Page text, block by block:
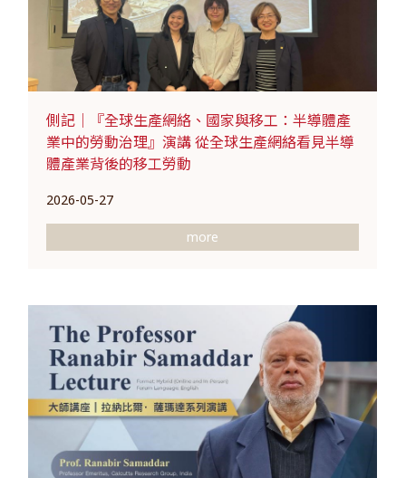
側記｜『全球生產網絡、國家與移工：半導體產
業中的勞動治理』演講 從全球生產網絡看見半導
體產業背後的移工勞動
2026-05-27
more